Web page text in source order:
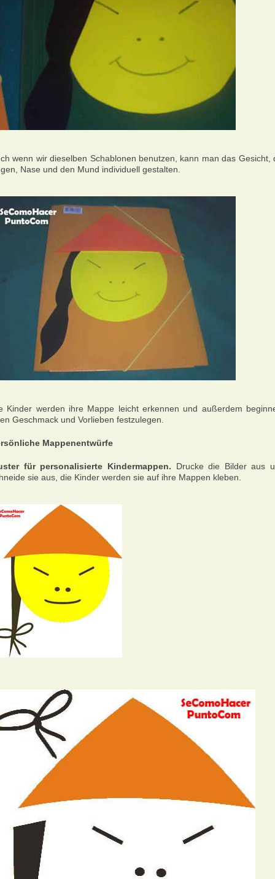
wenn wir dieselben Schablonen benutzen, kann man das Gesicht,
Nase und den Mund individuell gestalten.
Kinder werden ihre Mappe leicht erkennen und außerdem
Geschmack und Vorlieben festzulegen.
Mappenentwürfe
für personalisierte Kindermappen. Drucke die Bilder aus
sie aus, die Kinder werden sie auf ihre Mappen kleben.